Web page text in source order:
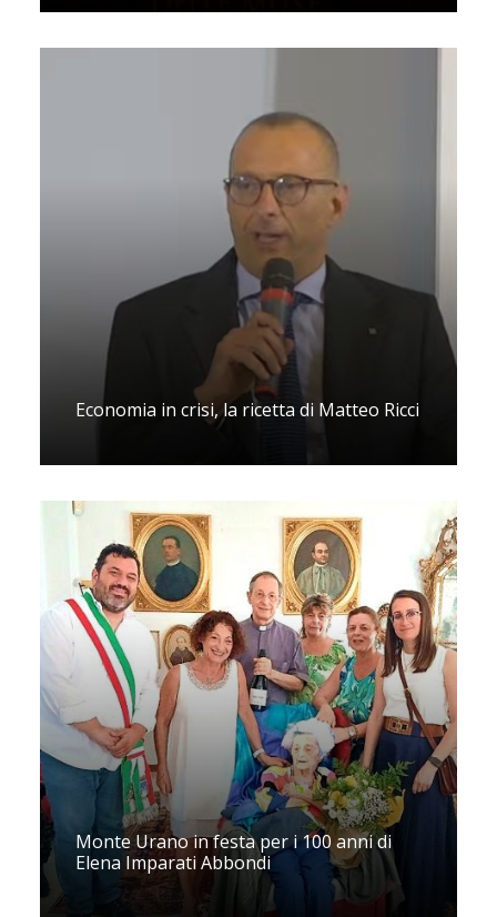
Economia in crisi, la ricetta di Matteo Ricci
Monte Urano in festa per i 100 anni di
Elena Imparati Abbondi